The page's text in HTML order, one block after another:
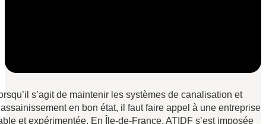
s’agit de maintenir les systèmes de canalisation et
en bon état, il faut faire appel à une entreprise
et expérimentée. En Île-de-France, ATIDF s’est imposée